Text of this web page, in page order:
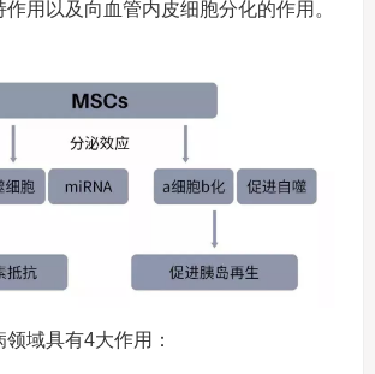
用以及向血管内皮细胞分化的作用。
域具有4大作用：